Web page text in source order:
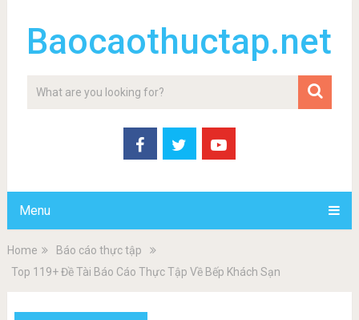
Baocaothuctap.net
Menu
Home
Báo cáo thực tập
Top 119+ Đề Tài Báo Cáo Thực Tập Về Bếp Khách Sạn